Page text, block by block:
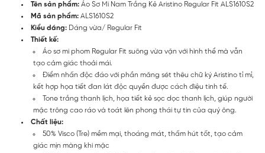
Tên sản phẩm: Áo Sơ Mi Nam Trắng Kẻ Aristino Regular Fit ALS1610S2
Mã sản phẩm: ALS1610S2
Kiểu dáng: Dáng vừa/ Regular Fit
Thiết kế:
Áo sơ mi phom Regular Fit suông vừa vặn với hình thể mà vẫn
tạo cảm giác thoải mái.
Điểm nhấn độc đáo với phần măng sét thêu chữ ký Aristino tỉ mỉ,
kết hợp họa tiết đan lát độc quyền được cách điệu tinh tế.
Tone trắng thanh lịch, họa tiết kẻ sọc dọc thanh lịch, giúp người
mặc trông cao ráo và toát lên phong thái tự tin của quý ông.
Chất liệu:
50% Visco (Tre) mềm mại, thoáng mát, thấm hút tốt, tạo cảm
giác mịn màng khi mặc